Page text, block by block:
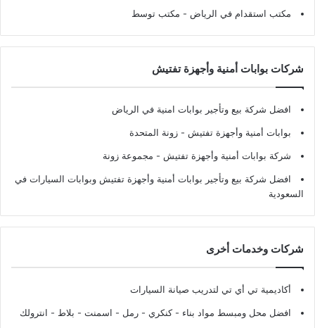
مكتب استقدام في الرياض - مكتب توسط
شركات بوابات أمنية وأجهزة تفتيش
افضل شركة بيع وتأجير بوابات امنية في الرياض
بوابات أمنية وأجهزة تفتيش - زونة المتحدة
شركة بوابات أمنية وأجهزة تفتيش - مجموعة زونة
افضل شركة بيع وتأجير بوابات أمنية وأجهزة تفتيش وبوابات السيارات في
السعودية
شركات وخدمات أخرى
أكاديمية تي أي تي لتدريب صيانة السيارات
افضل محل ومبسط مواد بناء - كنكري - رمل - اسمنت - بلاط - انترولك